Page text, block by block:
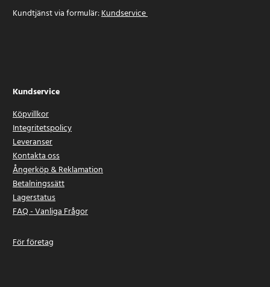
Kundtjänst via formulär:Kundservice
Kundservice
Köpvillkor
Integritetspolicy
Leveranser
Kontakta oss
Ångerköp & Reklamation
Betalningssätt
Lagerstatus
FAQ - Vanliga Frågor
För företag